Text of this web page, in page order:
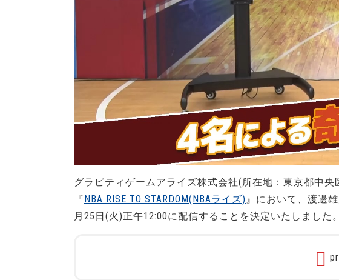
グラビティゲームアライズ株式会社(所在地：東京都中
『NBA RISE TO STARDOM(NBAライズ) 』において、渡邊
月25日(火)正午12:00に配信することを決定いたしました。